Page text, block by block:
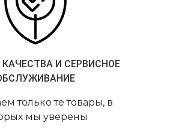
КАЧЕСТВА И СЕРВИСНОЕ
только те товары, в
мы уверены